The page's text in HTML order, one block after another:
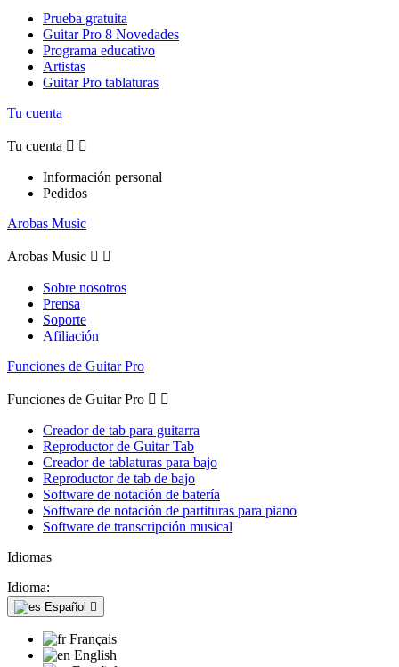
Prueba gratuita
Guitar Pro 8 Novedades
Programa educativo
Artistas
Guitar Pro tablaturas
Tu cuenta
Tu cuenta  
Información personal
Pedidos
Arobas Music
Arobas Music  
Sobre nosotros
Prensa
Soporte
Afiliación
Funciones de Guitar Pro
Funciones de Guitar Pro  
Creador de tab para guitarra
Reproductor de Guitar Tab
Creador de tablaturas para bajo
Reproductor de tab de bajo
Software de notación de batería
Software de notación de partituras para piano
Software de transcripción musical
Idiomas
Idioma:
Español 
Français
English